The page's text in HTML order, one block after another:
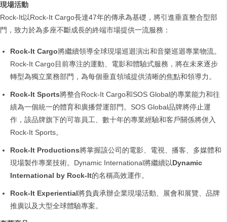
現場活動
Rock-It以Rock-It Cargo長達47年的傳承為基礎，將引進垂直整合型部
門，致力於為多座不斷成長的終端市場提供一流服務：
Rock-It Cargo將繼續領導全球現場巡迴演出和音樂巡迴專業物流。
Rock-It Cargo目前專注的運動、電影和體驗式服務，將在未來逐步
轉型為獨立業務部門，為每個垂直領域提供清晰的焦點和領導力。
Rock-It Sports將整合Rock-It Cargo和SOS Global的專業能力和往
績為一個統一的體育和廣播營運部門。SOS Global品牌將停止運
作，該品牌旗下的可靠員工、數十年的專業經驗和客戶關係將併入
Rock-It Sports。
Rock-It Productions將掌握該公司的電影、電視、播客、多媒體和
現場製作專業技術。Dynamic International將繼續以Dynamic
International by Rock-It的名稱高效運作。
Rock-It Experiential將負責承辦企業現場活動、展會和展覽、品牌
推廣以及大型全球體驗專案。